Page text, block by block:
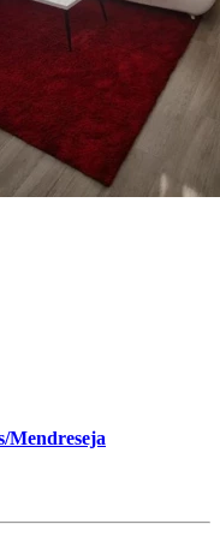
Mendreseja